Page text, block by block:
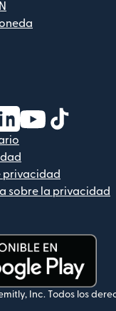
ventana nueva)
en una ventana
abre en una ventana
(se abre en una
(se abre en
privacidad
sobre la privacidad
nueva)
Inc. Todos los